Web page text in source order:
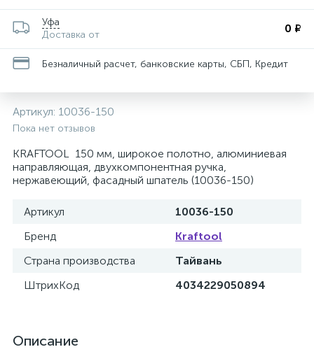
Уфа
Доставка от
0 ₽
Безналичный расчет, банковские карты, СБП, Кредит
Артикул: 10036-150
Пока нет отзывов
KRAFTOOL 150 мм, широкое полотно, алюминиевая
направляющая, двухкомпонентная ручка,
нержавеющий, фасадный шпатель (10036-150)
Артикул
10036-150
Бренд
Kraftool
Страна производства
Тайвань
ШтрихКод
4034229050894
Описание